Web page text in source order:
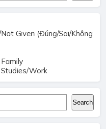
Given (Đúng/Sai/Không
Studies/Work
Search